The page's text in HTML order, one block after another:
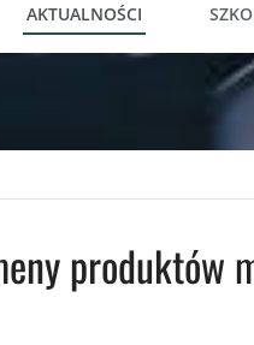
AKTUALNOŚCI
produktów